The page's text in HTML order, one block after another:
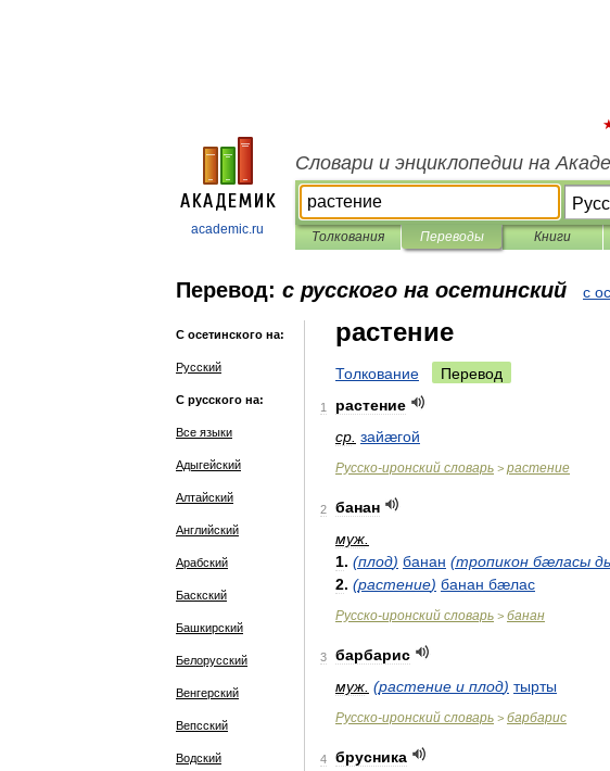
academic.ru
Словари и энциклопедии на
Толкования Переводы Книги
Перевод: с русского на осетинский с
С осетинского на:
Русский
С русского на:
Все языки
Адыгейский
Алтайский
Английский
Арабский
Баскский
Башкирский
Белорусский
Венгерский
Вепсский
Водский
растение
Толкование Перевод
1
растение
ср зайæгой
Русско-иронский словарь > растение
2
банан
муж
1. (плод) банан (тропикон бæласы
2. (растение) банан бæлас
Русско-иронский словарь > банан
3
барбарис
муж (растение и плод) тырты
Русско-иронский словарь > барбарис
4
брусника